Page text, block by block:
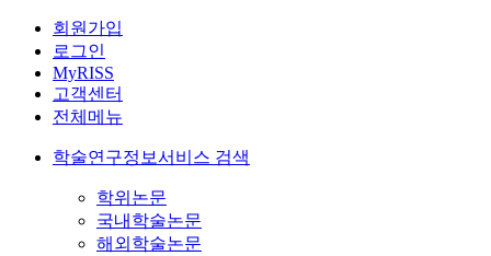
회원가입
로그인
MyRISS
고객센터
전체메뉴
학술연구정보서비스 검색
학위논문
국내학술논문
해외학술논문